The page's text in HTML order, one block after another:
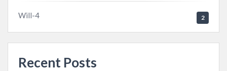
Will-4 2
Recent Posts